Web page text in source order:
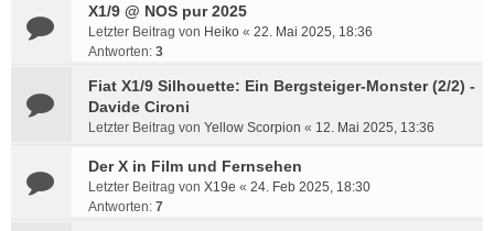
X1/9 @ NOS pur 2025
Letzter Beitrag von Heiko « 22. Mai 2025, 18:36
Antworten: 3
Fiat X1/9 Silhouette: Ein Bergsteiger-Monster (2/2) -
Davide Cironi
Letzter Beitrag von Yellow Scorpion « 12. Mai 2025, 13:36
Der X in Film und Fernsehen
Letzter Beitrag von X19e « 24. Feb 2025, 18:30
Antworten: 7